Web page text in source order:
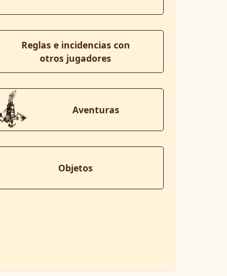
Reglas e incidencias con
otros jugadores
Aventuras
Objetos